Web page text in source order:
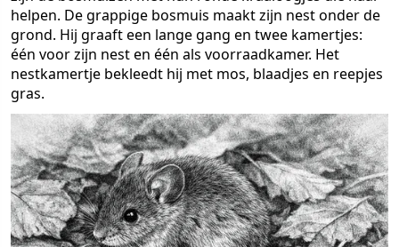
helpen. De grappige bosmuis maakt zijn nest onder de
grond. Hij graaft een lange gang en twee kamertjes:
één voor zijn nest en één als voorraadkamer. Het
nestkamertje bekleedt hij met mos, blaadjes en reepjes
gras.